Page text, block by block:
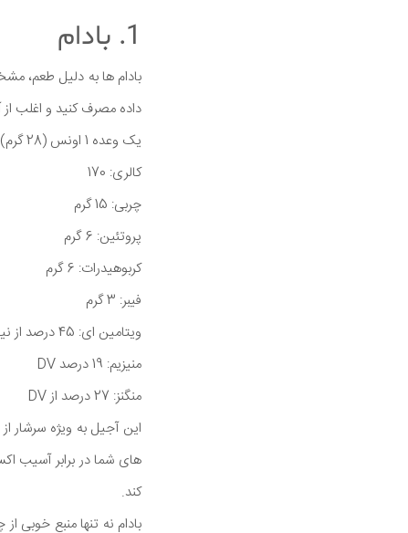
1. بادام
بادام ها به دلیل طعم،
داده مصرف کنید و اغلب از
یک وعده 1 اونس (28 گرم) بادام بو داده حاوی:
کالری: 170
چربی: 15 گرم
پروتئین: 6 گرم
کربوهیدرات: 6 گرم
فیبر: 3 گرم
ویتامین ای: 45 درصد از نیاز روزانه (DV)
منیزیم: 19 درصد DV
منگنز: 27 درصد از DV
های شما در برابر آسیب
کند.
بادام نه تنها منبع خوبی